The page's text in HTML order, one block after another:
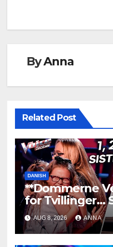
ByAnna
Related Post
DANISH
**Dommerne
for Tvillinger…
Alt Sig!
**
AUG 8, 2026 ANNA